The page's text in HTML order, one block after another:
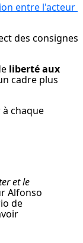
entre l'acteur
des consignes
liberté aux
cadre plus
chaque
et le
Alfonso
de